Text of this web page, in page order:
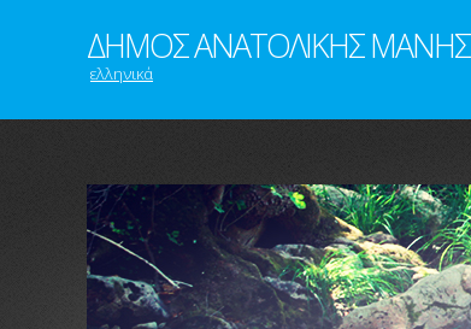
ΔΗΜΟΣ ΑΝΑΤΟΛΙΚΗΣ ΜΑΝΗΣ
ελληνικά